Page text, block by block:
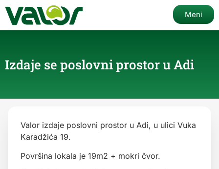
Meni
Izdaje se poslovni prostor u Adi
Valor izdaje poslovni prostor u Adi, u ulici Vuka
Karadžića 19.
Površina lokala je 19m2 + mokri čvor.